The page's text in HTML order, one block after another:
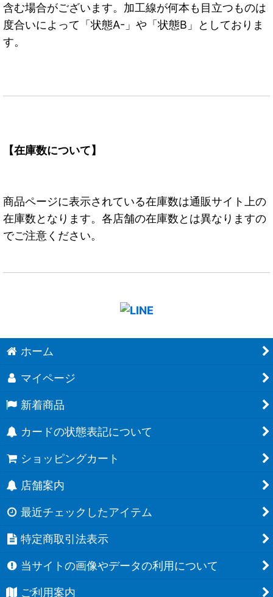
含む場合がございます。加工線が何本も目立つものは
度合いによって「状態A-」や「状態B」としておりま
す。
【在庫数について】
商品ページに表示されている在庫数は通販サイト上の
在庫数となります。各店舗の在庫数とは異なりますの
でご注意ください。
ホーム
マイページ
新着商品
カードの状態表記について
ショッピングカート
店舗案内
最近チェックしたアイテム
特定商取引法表示
当サイトの画像やデータの利用について
ご利用案内